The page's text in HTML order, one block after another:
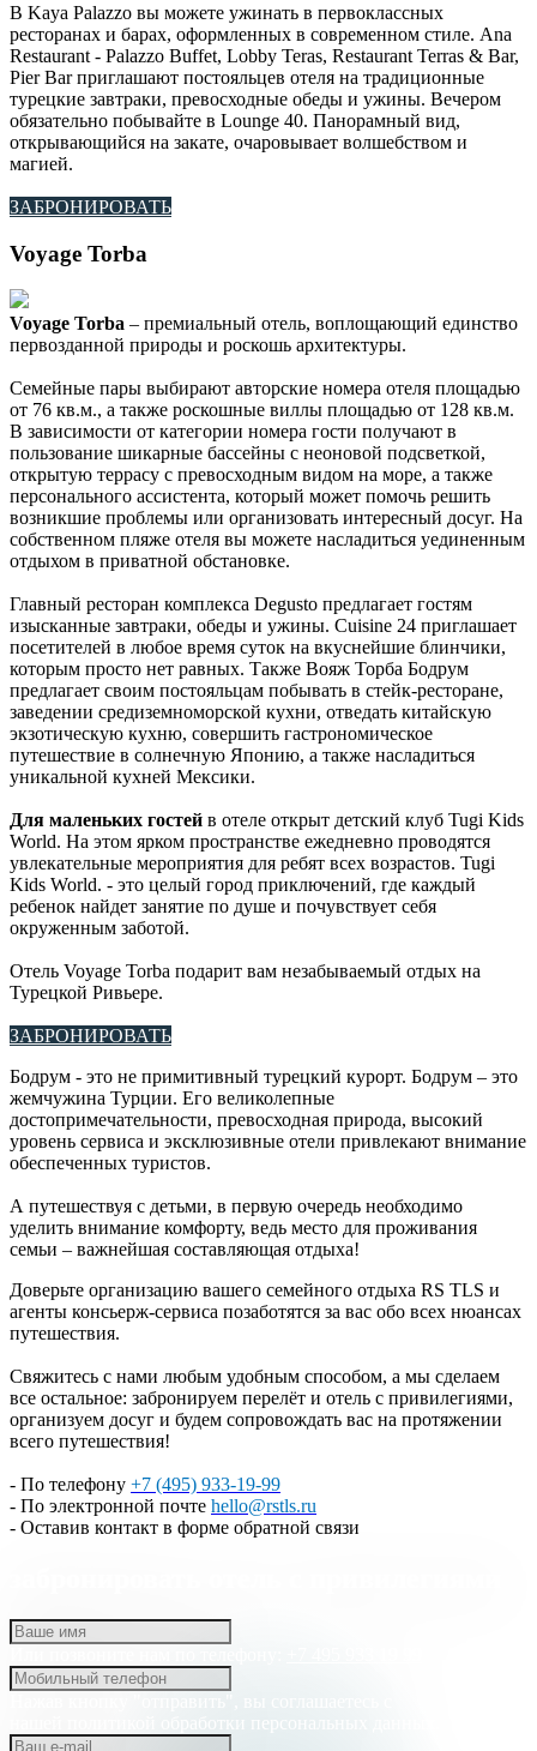
В Kaya Palazzo вы можете ужинать в первоклассных
ресторанах и барах, оформленных в современном стиле. Ana
Restaurant - Palazzo Buffet, Lobby Teras, Restaurant Terras & Bar,
Pier Bar приглашают постояльцев отеля на традиционные
турецкие завтраки, превосходные обеды и ужины. Вечером
обязательно побывайте в Lounge 40. Панорамный вид,
открывающийся на закате, очаровывает волшебством и
магией.
ЗАБРОНИРОВАТЬ
Voyage Torba
Voyage Torba – премиальный отель, воплощающий единство
первозданной природы и роскошь архитектуры.
Семейные пары выбирают авторские номера отеля площадью
от 76 кв.м., а также роскошные виллы площадью от 128 кв.м.
В зависимости от категории номера гости получают в
пользование шикарные бассейны с неоновой подсветкой,
открытую террасу с превосходным видом на море, а также
персонального ассистента, который может помочь решить
возникшие проблемы или организовать интересный досуг. На
собственном пляже отеля вы можете насладиться уединенным
отдыхом в приватной обстановке.
Главный ресторан комплекса Degusto предлагает гостям
изысканные завтраки, обеды и ужины. Cuisine 24 приглашает
посетителей в любое время суток на вкуснейшие блинчики,
которым просто нет равных. Также Вояж Торба Бодрум
предлагает своим постояльцам побывать в стейк-ресторане,
заведении средиземноморской кухни, отведать китайскую
экзотическую кухню, совершить гастрономическое
путешествие в солнечную Японию, а также насладиться
уникальной кухней Мексики.
Для маленьких гостей в отеле открыт детский клуб Tugi Kids
World. На этом ярком пространстве ежедневно проводятся
увлекательные мероприятия для ребят всех возрастов. Tugi
Kids World. - это целый город приключений, где каждый
ребенок найдет занятие по душе и почувствует себя
окруженным заботой.
Отель Voyage Torba подарит вам незабываемый отдых на
Турецкой Ривьере.
ЗАБРОНИРОВАТЬ
Бодрум - это не примитивный турецкий курорт. Бодрум – это
жемчужина Турции. Его великолепные
достопримечательности, превосходная природа, высокий
уровень сервиса и эксклюзивные отели привлекают внимание
обеспеченных туристов.
А путешествуя с детьми, в первую очередь необходимо
уделить внимание комфорту, ведь место для проживания
семьи – важнейшая составляющая отдыха!
Доверьте организацию вашего семейного отдыха RS TLS и
агенты консьерж-сервиса позаботятся за вас обо всех нюансах
путешествия.
Свяжитесь с нами любым удобным способом, а мы сделаем
все остальное: забронируем перелёт и отель с привилегиями,
организуем досуг и будем сопровождать вас на протяжении
всего путешествия!
- По телефону +7 (495) 933-19-99
- По электронной почте hello@rstls.ru
- Оставив контакт в форме обратной связи
политикой обработки персональных данных.